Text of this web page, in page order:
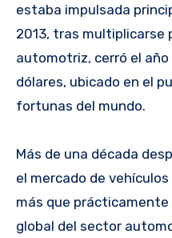
estaba impulsada
2013, tras multiplicarse
automotriz, cerró el año
dólares, ubicado en el
fortunas del mundo.
Más de una década
el mercado de
más que
global del sector